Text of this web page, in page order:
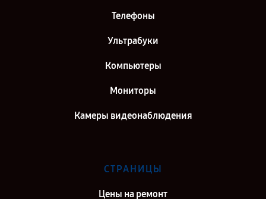
Телефоны
Ультрабуки
Компьютеры
Мониторы
Камеры видеонаблюдения
СТРАНИЦЫ
Цены на ремонт